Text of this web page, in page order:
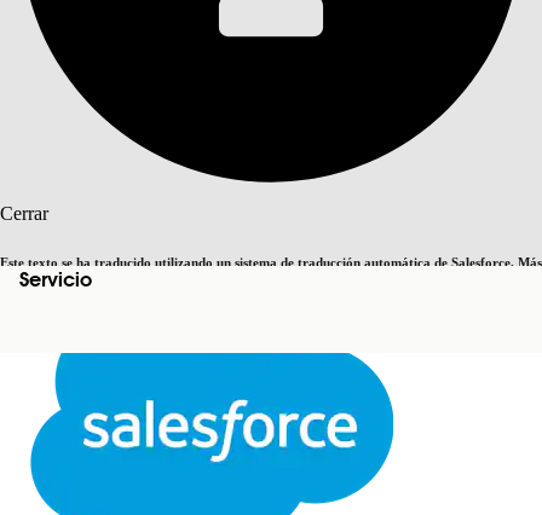
Cerrar
Este texto se ha traducido utilizando un sistema de traducción automática de Salesforce. Más
información aquí
Cerrar Cerrar
Servicio
Índice de materias
Buscar